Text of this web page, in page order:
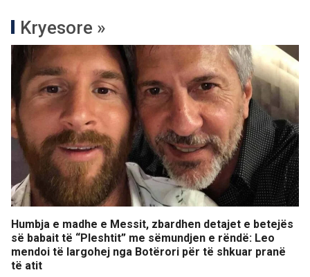
Kryesore »
Humbja e madhe e Messit, zbardhen detajet e betejës
së babait të “Pleshtit” me sëmundjen e rëndë: Leo
mendoi të largohej nga Botërori për të shkuar pranë
të atit